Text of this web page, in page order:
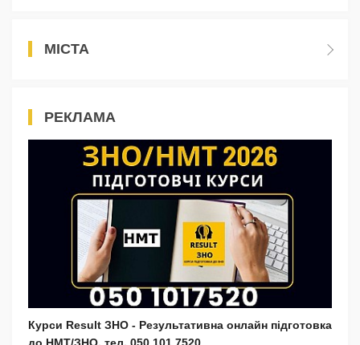
МІСТА
РЕКЛАМА
Курси Result ЗНО - Результативна онлайн підготовка